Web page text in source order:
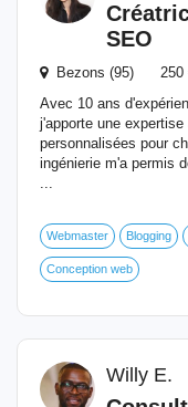
SEO
Bezons (95) 250
Avec 10 ans
j'apporte une
personnalisées pour
ingénierie m'a permis
...
Webmaster Blogging
Conception web
Willy E.